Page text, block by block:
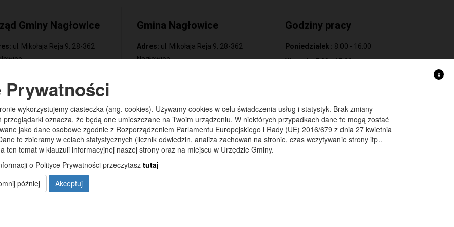
Gminy Nagłowice
ul. Mikołaja Reja 9, 28-362
Fax: 41-38-145-67
gmina@naglowice.pl
6561475293
000540067
Gmina Nagłowice
Adres: ul. Mikołaja Reja 9, 28-362
Nagłowice
Bank Spółdzielczy Kielce
o/Nagłowice
46 84930004 0110 0100 0332 0097
Rachunek odpady komunalne:
Godziny pracy
Poniedziałek : 8:00 - 16:00
Wtorek :7:30 - 15:30
Piątek :7:30 - 15:30
x
wykorzystujemy ciasteczka (ang. cookies). Używamy cookies w celu świadczenia usług i statystyk. Brak zmiany
przeglądarki oznacza, że będą one umieszczane na Twoim urządzeniu. W niektórych przypadkach dane te mogą zostać
jako dane osobowe zgodnie z Rozporządzeniem Parlamentu Europejskiego i Rady (UE) 2016/679 z dnia 27 kwietnia
te zbieramy w celach statystycznych (licznik odwiedzin, analiza zachowań na stronie, czas wczytywanie strony itp..
ten temat w klauzuli informacyjnej naszej strony oraz na miejscu w Urzędzie Gminy.
o Polityce Prywatności przeczytasz tutaj
później
Akceptuj